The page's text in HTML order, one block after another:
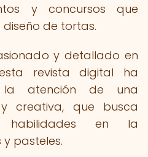
y concursos que
de tortas.
y detallado en
revista digital ha
atención de una
creativa, que busca
habilidades en la
pasteles.